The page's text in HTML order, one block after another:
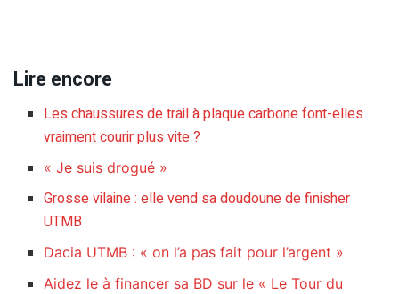
Lire encore
Les chaussures de trail à plaque carbone font-elles
vraiment courir plus vite ?
« Je suis drogué »
Grosse vilaine : elle vend sa doudoune de finisher
UTMB
Dacia UTMB : « on l’a pas fait pour l’argent »
Aidez le à financer sa BD sur le « Le Tour du